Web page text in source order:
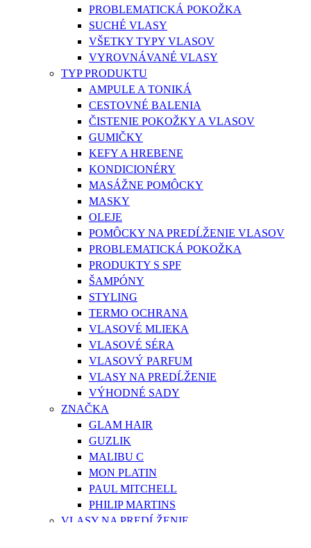
PROBLEMATICKÁ POKOŽKA
SUCHÉ VLASY
VŠETKY TYPY VLASOV
VYROVNÁVANÉ VLASY
TYP PRODUKTU
AMPULE A TONIKÁ
CESTOVNÉ BALENIA
ČISTENIE POKOŽKY A VLASOV
GUMIČKY
KEFY A HREBENE
KONDICIONÉRY
MASÁŽNE POMÔCKY
MASKY
OLEJE
POMÔCKY NA PREDĹŽENIE VLASOV
PROBLEMATICKÁ POKOŽKA
PRODUKTY S SPF
ŠAMPÓNY
STYLING
TERMO OCHRANA
VLASOVÉ MLIEKA
VLASOVÉ SÉRA
VLASOVÝ PARFUM
VLASY NA PREDĹŽENIE
VÝHODNÉ SADY
ZNAČKA
GLAM HAIR
GUZLIK
MALIBU C
MON PLATIN
PAUL MITCHELL
PHILIP MARTINS
VLASY NA PREDĹŽENIE